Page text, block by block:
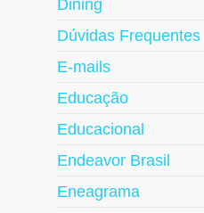
Dining
Dúvidas Frequentes
E-mails
Educação
Educacional
Endeavor Brasil
Eneagrama